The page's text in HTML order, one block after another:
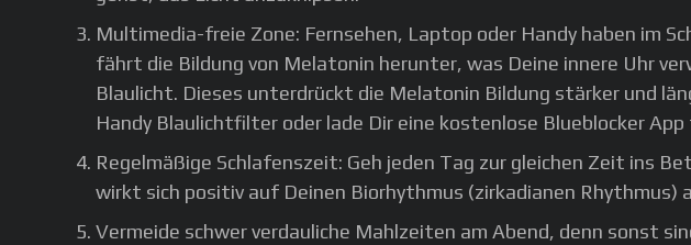
Multimedia-freie Zone: Fernsehen, Laptop oder Handy haben im
fährt die Bildung von Melatonin herunter, was Deine innere Uhr
Blaulicht. Dieses unterdrückt die Melatonin Bildung stärker und
Handy Blaulichtfilter oder lade Dir eine kostenlose Blueblocker
Regelmäßige Schlafenszeit: Geh jeden Tag zur gleichen Zeit ins
wirkt sich positiv auf Deinen Biorhythmus (zirkadianen Rhythmus)
Vermeide schwer verdauliche Mahlzeiten am Abend, denn sonst